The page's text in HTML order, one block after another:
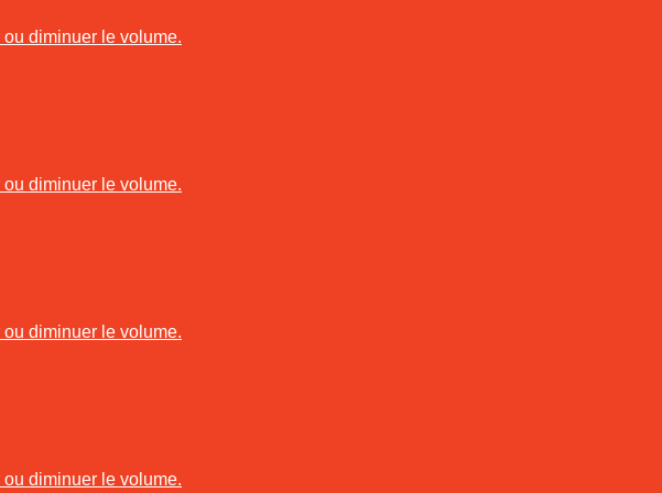
diminuer le volume.
diminuer le volume.
diminuer le volume.
diminuer le volume.